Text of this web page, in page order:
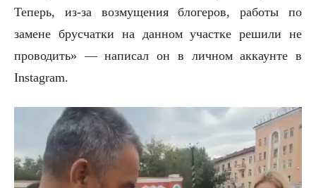
Теперь, из-за возмущения блогеров, работы по
замене брусчатки на данном участке решили не
проводить» — написал он в личном аккаунте в
Instagram.
д
е